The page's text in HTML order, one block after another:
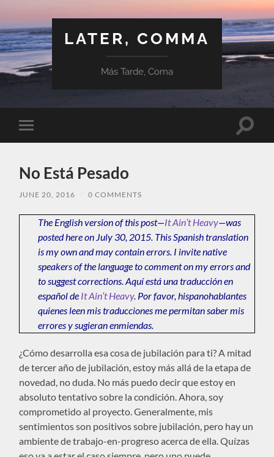
LATER, COMMA
Más Tarde, Coma
Toggle
mobile
Toggle
No Está Pesado
JUNE 20, 2016 0 COMMENTS
The English version of this post—It Ain’t Heavy—was
posted here on July 30, 2015. This Spanish translation
is my own and may contain errors. I invite native
speakers of the language to comment on my errors and
to suggest corrections. Aquí está una traducción en
español de It Ain’t Heavy. Por favor, hispanohablantes
quienes leen mis traducciones me permitan saber mis
errores y sugieran enmiendas.
¿Cómo desarrolla esa cosa de jubilación para ti? A mitad
de tercer año de jubilación, estoy más allá de la etapa de
novedad, no duda. No más puedo decir que estoy en
absoluto tentativo sobre la condición. Ahora, soy
comprometido al proyecto. Generalmente, mis
sentimientos son positivos sobre jubilación, pero hay un
ambiente de trabajo-en-progreso acerca de ella. Quízas